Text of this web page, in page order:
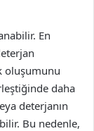
En
oluşumunu
daha
deterjanın
Bu nedenle,